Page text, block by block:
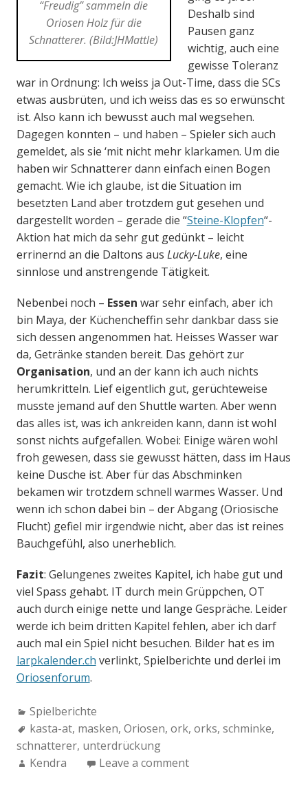
“Freudig” sammeln die
Oriosen Holz für die
Schnatterer. (Bild:JHMattle)
Deshalb sind
Pausen ganz
wichtig, auch eine
gewisse Toleranz
war in Ordnung: Ich weiss ja Out-Time, dass die SCs
etwas ausbrüten, und ich weiss das es so erwünscht
ist. Also kann ich bewusst auch mal wegsehen.
Dagegen konnten – und haben – Spieler sich auch
gemeldet, als sie ‘mit nicht mehr klarkamen. Um die
haben wir Schnatterer dann einfach einen Bogen
gemacht. Wie ich glaube, ist die Situation im
besetzten Land aber trotzdem gut gesehen und
dargestellt worden – gerade die “Steine-Klopfen“-
Aktion hat mich da sehr gut gedünkt – leicht
errinernd an die Daltons aus Lucky-Luke, eine
sinnlose und anstrengende Tätigkeit.
Nebenbei noch – Essen war sehr einfach, aber ich
bin Maya, der Küchencheffin sehr dankbar dass sie
sich dessen angenommen hat. Heisses Wasser war
da, Getränke standen bereit. Das gehört zur
Organisation, und an der kann ich auch nichts
herumkritteln. Lief eigentlich gut, gerüchteweise
musste jemand auf den Shuttle warten. Aber wenn
das alles ist, was ich ankreiden kann, dann ist wohl
sonst nichts aufgefallen. Wobei: Einige wären wohl
froh gewesen, dass sie gewusst hätten, dass im Haus
keine Dusche ist. Aber für das Abschminken
bekamen wir trotzdem schnell warmes Wasser. Und
wenn ich schon dabei bin – der Abgang (Oriosische
Flucht) gefiel mir irgendwie nicht, aber das ist reines
Bauchgefühl, also unerheblich.
Fazit: Gelungenes zweites Kapitel, ich habe gut und
viel Spass gehabt. IT durch mein Grüppchen, OT
auch durch einige nette und lange Gespräche. Leider
werde ich beim dritten Kapitel fehlen, aber ich darf
auch mal ein Spiel nicht besuchen. Bilder hat es im
larpkalender.ch verlinkt, Spielberichte und derlei im
Oriosenforum.
Categories:
Spielberichte
Tags:
kasta-at, masken, Oriosen, ork, orks, schminke,
schnatterer, unterdrückung
Author:
Kendra Leave a comment